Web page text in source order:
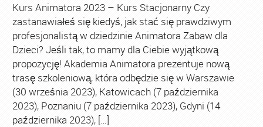
Kurs Animatora 2023 – Kurs Stacjonarny Czy
zastanawiałeś się kiedyś, jak stać się prawdziwym
profesjonalistą w dziedzinie Animatora Zabaw dla
Dzieci? Jeśli tak, to mamy dla Ciebie wyjątkową
propozycję! Akademia Animatora prezentuje nową
trasę szkoleniową, która odbędzie się w Warszawie
(30 września 2023), Katowicach (7 października
2023), Poznaniu (7 października 2023), Gdyni (14
października 2023), […]